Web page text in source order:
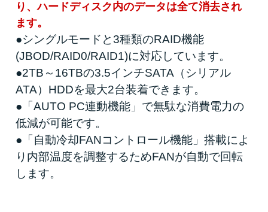
り、ハードディスク内のデータは全て消去され
ます。
●シングルモードと3種類のRAID機能
(JBOD/RAID0/RAID1)に対応しています。
●2TB～16TBの3.5インチSATA（シリアル
ATA）HDDを最大2台装着できます。
●「AUTO PC連動機能」で無駄な消費電力の
低減が可能です。
●「自動冷却FANコントロール機能」搭載によ
り内部温度を調整するためFANが自動で回転
します。